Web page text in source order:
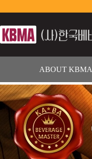
ABOUT KBMA